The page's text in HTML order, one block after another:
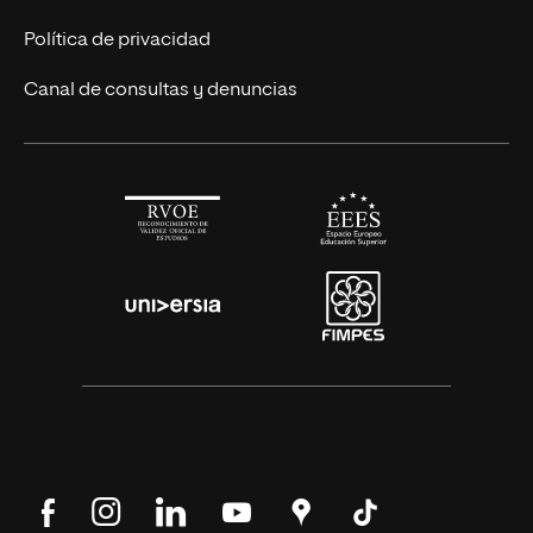
Alianza Newman
Actualidad
Solicita información
Política de privacidad
Canal de consultas y denuncias
SíguenosSíguenos SíguenosSíguenos
Encuéntranos